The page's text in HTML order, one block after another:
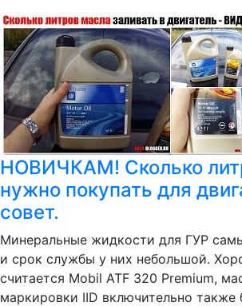
НОВИЧКАМ! Сколько
нужно покупать для
совет.
Минеральные жидкости для ГУР
и срок службы у них небольшой.
считается Mobil ATF 320 Premium,
маркировки IID включительно также